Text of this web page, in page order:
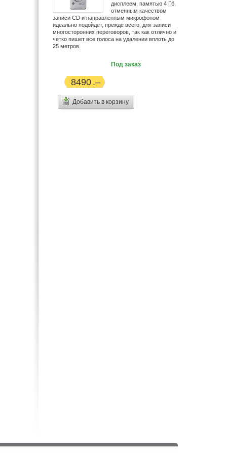
Handaer (3)
HiFiMan (1)
HoneyWld (1)
Hyundai (10)
Icom (2)
Jenoptic (1)
JJ-Connect (4)
JVC (39)
дисплеем, памятью 4 Гб,
отменным качеством
записи CD и направленным микрофоном
идеально подойдет, прежде всего, для записи
многосторонних переговоров, так как отлично и
четко пишет все голоса на удалении вплоть до
25 метров.
Под заказ
8490
Добавить в корзину